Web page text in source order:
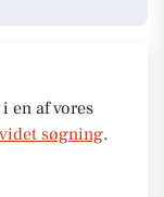
en af vores
søgning.